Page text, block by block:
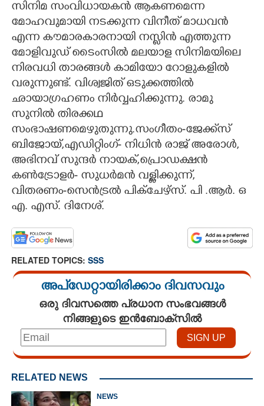
സിനിമ സംവിധായകൻ ആകണമെന്ന
മോഹവുമായി നടക്കുന്ന വിനീത് മാധവൻ
എന്ന കൗമാരകാരനായി നസ്ലിൻ എത്തുന്ന
മോളിവുഡ് ടൈംസിൽ മലയാള സിനിമയിലെ
നിരവധി താരങ്ങൾ കാമിയോ റോളുകളിൽ
വരുന്നുണ്ട്. വിശ്വജിത് ഒടുക്കത്തിൽ
ഛായാഗ്രഹണം നിർവ്വഹിക്കുന്നു. രാമു
സുനിൽ തിരക്കഥ
സംഭാഷണമെഴുതുന്നു.സംഗീതം-ജേക്ക്സ്
ബിജോയ്,എഡിറ്റിംഗ്- നിധിൻ രാജ് അരോൾ,
അഭിനവ് സുന്ദർ നായക്,പ്രൊഡക്ഷൻ
കൺട്രോളർ- സുധർമൻ വള്ളിക്കുന്ന്,
വിതരണം-സെൻട്രൽ പിക്ചേഴ്സ്. പി .ആർ. ഒ
എ. എസ്. ദിനേശ്.
RELATED TOPICS: SSS
അപ്ഡേറ്റായിരിക്കാം ദിവസവും
ഒരു ദിവസത്തെ പ്രധാന സംഭവങ്ങൾ
നിങ്ങളുടെ ഇൻബോക്സിൽ
RELATED NEWS
NEWS